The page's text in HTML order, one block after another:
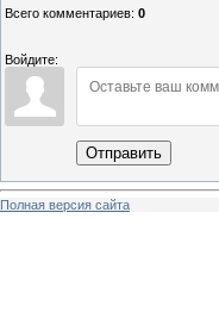
Всего комментариев: 0
Войдите:
Отправить
Полная версия сайта